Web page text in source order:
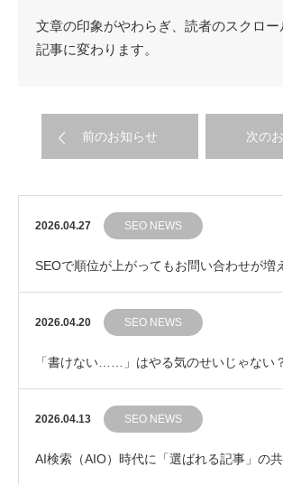
文章の印象がやわらぎ、読者のスクロー
記事に変わります。
前のお知らせ 次の
2026.04.27 SEO NEWS
SEOで順位が上がってもお問い合わせが増
ぜ？ 成果につながるキーワード選びの考え方
2026.04.20 SEO NEWS
「書けない……」はやる気のせいじゃない
の集中力を守る「ポモドーロ・テクニック
2026.04.13 SEO NEWS
AI検索（AIO）時代に「選ばれる記事」の